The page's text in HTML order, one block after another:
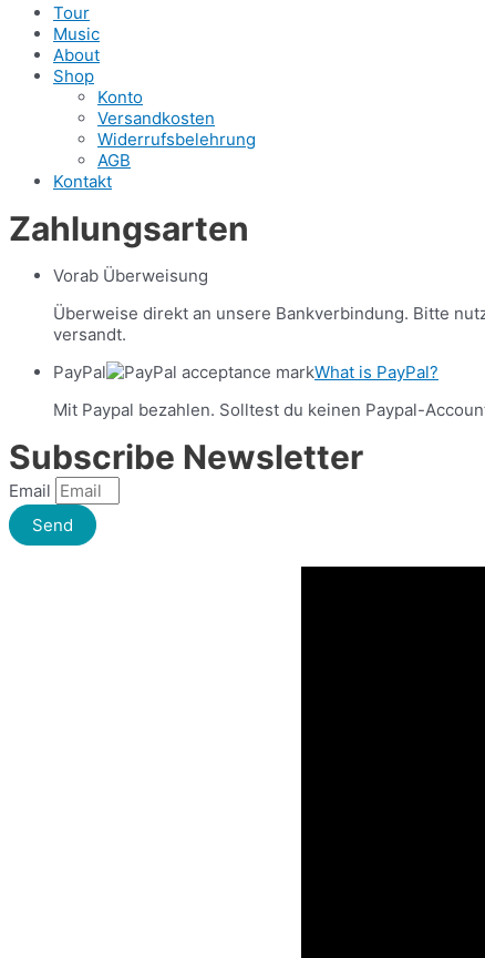
Tour
Music
About
Shop
Konto
Versandkosten
Widerrufsbelehrung
AGB
Kontakt
Zahlungsarten
Vorab Überweisung
Überweise direkt an unsere Bankverbindung. Bitte
versandt.
PayPal
What is PayPal?
Mit Paypal bezahlen. Solltest du keinen Paypal-
Subscribe Newsletter
Email
Send